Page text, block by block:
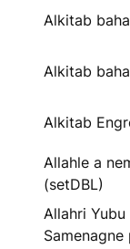
Alkitab
Alkitab
Alkitab
Allahle a
(setDBL)
Allahri